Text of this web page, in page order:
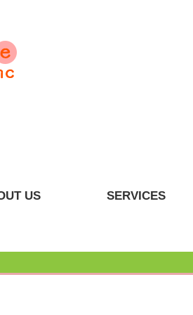
US SERVICES